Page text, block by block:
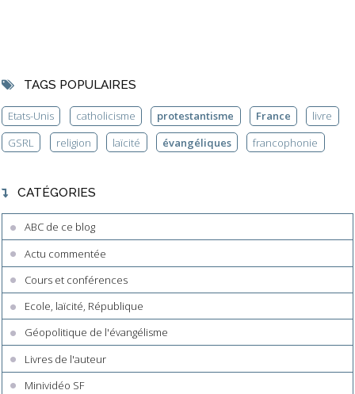
TAGS POPULAIRES
Etats-Unis catholicisme protestantisme France
livre
GSRL
religion laïcité évangéliques francophonie
CATÉGORIES
ABC de ce blog
Actu commentée
Cours et conférences
Ecole, laïcité, République
Géopolitique de l'évangélisme
Livres de l'auteur
Minividéo SF